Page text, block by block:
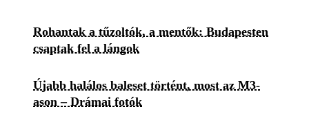
Rohantak a tűzoltók, a mentők: Budapesten
csaptak fel a lángok
Újabb halálos baleset történt, most az M3-
ason – Drámai fotók